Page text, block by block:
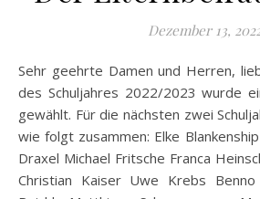
Dezember 13,
Sehr geehrte Damen und Herren, liebe Eltern, mit Beginn
des Schuljahres 2022/2023 wurde
gewählt. Für die nächsten zwei
wie folgt zusammen: Elke
Draxel Michael Fritsche Franca
Christian Kaiser Uwe Krebs Benno